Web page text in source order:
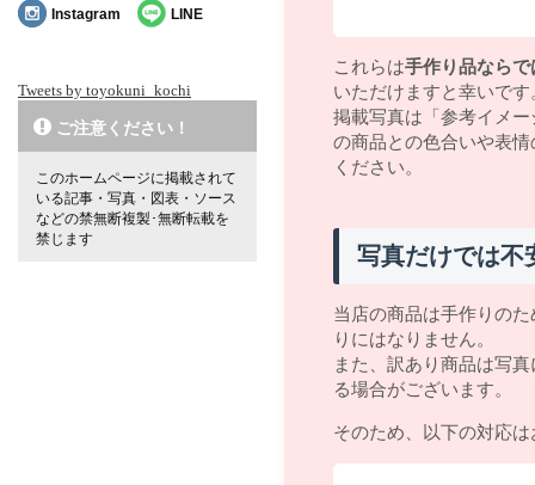
これらは手作り品なら
いただけますと幸いです
掲載写真は「参考イメ
の商品との色合いや表
ください。
写真だけでは不
当店の商品は手作りの
りにはなりません。
また、訳あり商品は写
る場合がございます。
そのため、以下の対応
Instagram LINE
Tweets by toyokuni_kochi
ご注意ください！
このホームページに掲載されて
いる記事・写真・図表・ソース
などの禁無断複製･無断転載を
禁じます